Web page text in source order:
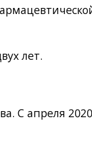
лет.
С апреля